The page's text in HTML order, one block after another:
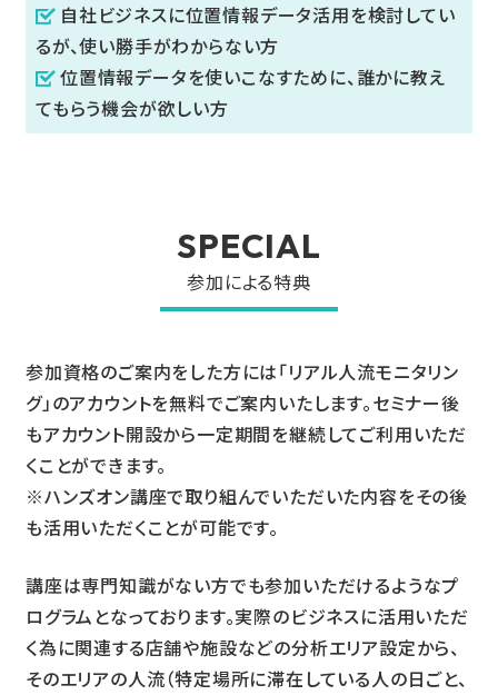
自社ビジネスに位置情報データ活用を検討してい
るが、使い勝手がわからない方
位置情報データを使いこなすために、誰かに教え
てもらう機会が欲しい方
SPECIAL
参加による特典
参加資格のご案内をした方には「リアル人流モニタリン
グ」のアカウントを無料でご案内いたします。セミナー後
もアカウント開設から一定期間を継続してご利用いただ
くことができます。
※ハンズオン講座で取り組んでいただいた内容をその後
も活用いただくことが可能です。
講座は専門知識がない方でも参加いただけるようなプ
ログラムとなっております。実際のビジネスに活用いただ
く為に関連する店舗や施設などの分析エリア設定から、
そのエリアの人流（特定場所に滞在している人の日ごと、